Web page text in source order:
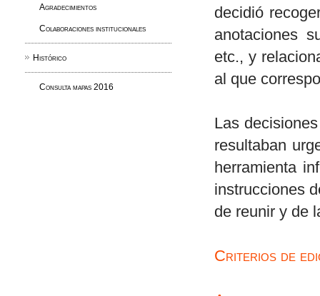
Agradecimientos
Colaboraciones institucionales
Histórico
Consulta mapas 2016
decidió
anotaciones
etc., y
al que
Las
resultaban
herramienta
instrucciones
de reunir y de
Criterios de